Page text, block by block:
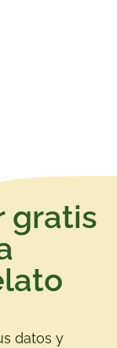
gratis
datos y